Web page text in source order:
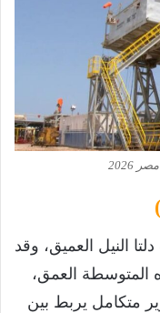
2026
النيل العميق، وقد
المتوسطة العمق،
متكامل يربط بين